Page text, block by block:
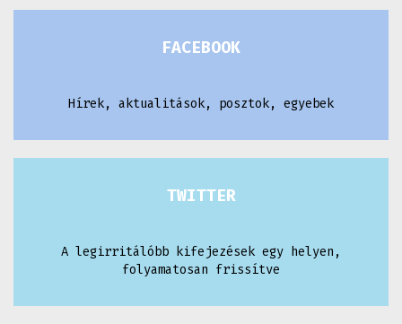
FACEBOOK
Hírek, aktualitások, posztok, egyebek
TWITTER
A legirritálóbb kifejezések egy helyen,
folyamatosan frissítve